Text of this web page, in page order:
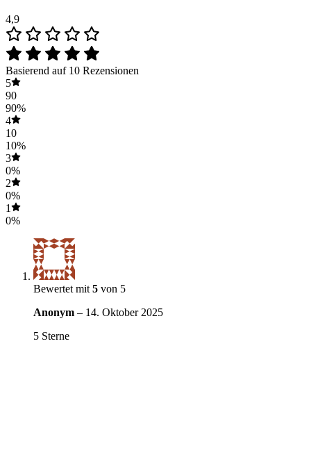
4,9
Basierend auf 10 Rezensionen
5
90
90%
4
10
10%
3
0%
2
0%
1
0%
Bewertet mit5 von 5
Anonym – 14. Oktober 2025
5 Sterne